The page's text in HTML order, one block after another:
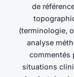
de
(terminologie,
analyse
commentés
situations